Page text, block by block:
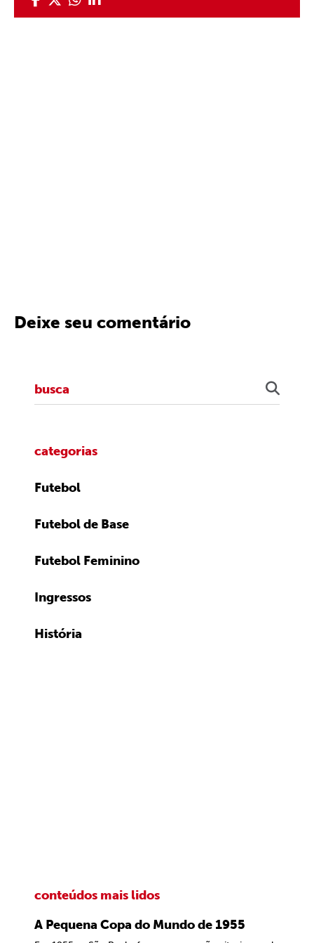
Deixe seu comentário
categorias
Futebol
Futebol de Base
Futebol Feminino
Ingressos
História
conteúdos mais lidos
A Pequena Copa do Mundo de 1955